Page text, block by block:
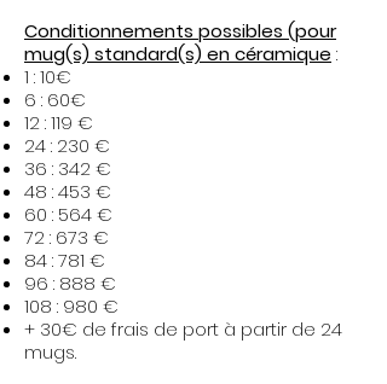
Conditionnements possibles (pour
mug(s) standard(s) en céramique :
1 : 10€
6 : 60€
12 : 119 €
24 : 230 €
36 : 342 €
48 : 453 €
60 : 564 €
72 : 673 €
84 : 781 €
96 : 888 €
108 : 980 €
+ 30€ de frais de port à partir de 24
mugs.